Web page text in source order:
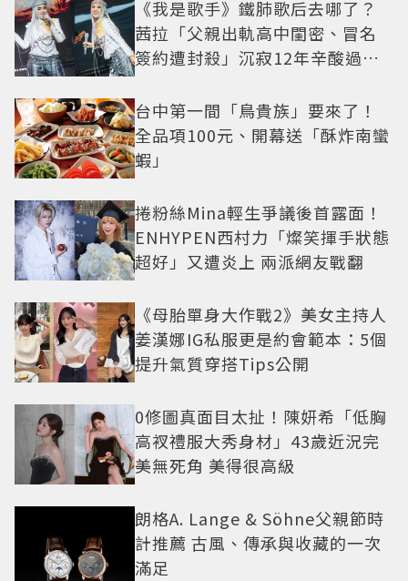
《我是歌手》鐵肺歌后去哪了？
茜拉「父親出軌高中閨密、冒名
簽約遭封殺」沉寂12年辛酸過往
台中第一間「鳥貴族」要來了！
全品項100元、開幕送「酥炸南蠻
蝦」
捲粉絲Mina輕生爭議後首露面！
ENHYPEN西村力「燦笑揮手狀態
超好」又遭炎上 兩派網友戰翻
《母胎單身大作戰2》美女主持人
姜漢娜IG私服更是約會範本：5個
提升氣質穿搭Tips公開
0修圖真面目太扯！陳妍希「低胸
高衩禮服大秀身材」43歲近況完
美無死角 美得很高級
朗格A. Lange & Söhne父親節時
計推薦 古風、傳承與收藏的一次
滿足